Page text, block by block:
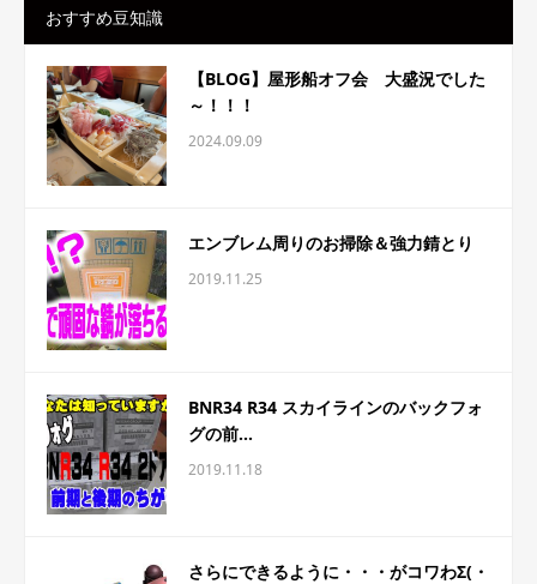
おすすめ豆知識
【BLOG】屋形船オフ会 大盛況でした
～！！！
2024.09.09
エンブレム周りのお掃除＆強力錆とり
2019.11.25
BNR34 R34 スカイラインのバックフォ
グの前...
2019.11.18
さらにできるように・・・がコワわΣ(・